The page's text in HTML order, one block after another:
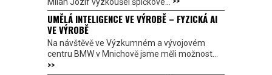
UMĚLÁ INTELIGENCE VE VÝROBĚ – FYZICKÁ AI
VE VÝROBĚ
Na návštěvě ve Výzkumném a vývojovém
centru BMW v Mnichově jsme měli možnost...
>>